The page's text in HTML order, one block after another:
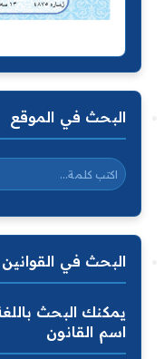
البحث في الموقع
البحث في القوانين
يمكنك البحث
اسم القانون